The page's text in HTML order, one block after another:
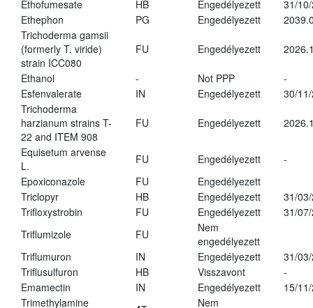
Ethofumesate
HB Engedélyezett
31/
Ethephon
PG Engedélyezett
Trichoderma gamsii
(formerly T. viride)
strain ICC080
FU Engedélyezett
Ethanol - Not PPP
-
Esfenvalerate
IN Engedélyezett
30/
Trichoderma
harzianum strains T-
22 and ITEM 908
FU Engedélyezett
Equisetum arvense
L.
FU Engedélyezett
-
Epoxiconazole
FU
Engedélyezett
Triclopyr
HB Engedélyezett
31/
Trifloxystrobin
FU Engedélyezett
31/
Triflumizole
FU
Nem
engedélyezett
Triflumuron
IN Engedélyezett
31/
Triflusulfuron
HB Visszavont
-
Emamectin
IN Engedélyezett
15/
Trimethylamine
Nem